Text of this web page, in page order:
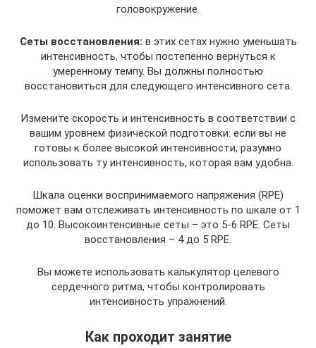
головокружение.
Сеты восстановления: в этих сетах нужно уменьшать
интенсивность, чтобы постепенно вернуться к
умеренному темпу. Вы должны полностью
восстановиться для следующего интенсивного сета.
Измените скорость и интенсивность в соответствии с
вашим уровнем физической подготовки: если вы не
готовы к более высокой интенсивности, разумно
использовать ту интенсивность, которая вам удобна.
Шкала оценки воспринимаемого напряжения (RPE)
поможет вам отслеживать интенсивность по шкале от 1
до 10. Высокоинтенсивные сеты – это 5-6 RPE. Сеты
восстановления – 4 до 5 RPE.
Вы можете использовать калькулятор целевого
сердечного ритма, чтобы контролировать
интенсивность упражнений.
Как проходит занятие